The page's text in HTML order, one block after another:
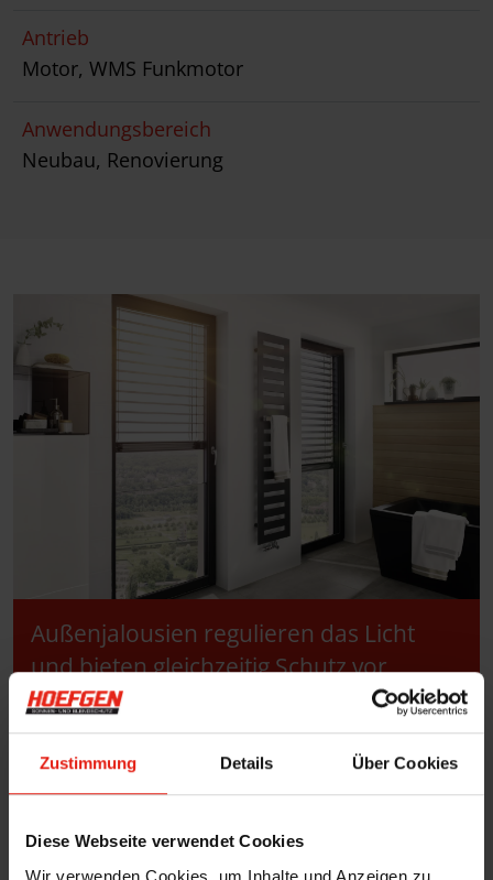
Zustimmung Details Über Cookies
Diese Webseite verwendet Cookies
Wir verwenden Cookies, um Inhalte und Anzeigen zu
Antrieb
Motor, WMS Funkmotor
Anwendungsbereich
Neubau, Renovierung
Außenjalousien regulieren das Licht
und bieten gleichzeitig Schutz vor
neugierigen Blicken, für mehr Komfort
und Privatsphäre.